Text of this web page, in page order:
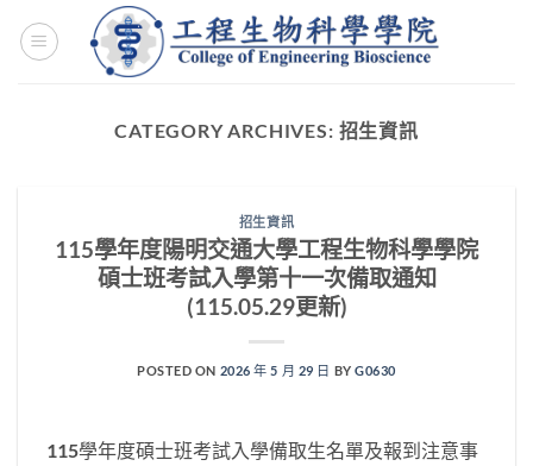
CATEGORY ARCHIVES: 招生資訊
招生資訊
115學年度陽明交通大學工程生物科學學院
碩士班考試入學第十一次備取通知
(115.05.29更新)
POSTED ON 2026 年 5 月 29 日 BYG0630
115學年度碩士班考試入學備取生名單及報到注意事